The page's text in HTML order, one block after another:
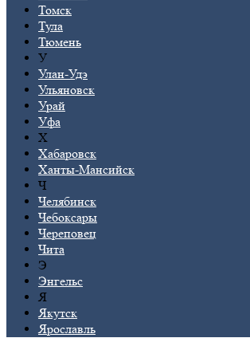
Томск
Тула
Тюмень
У
Улан-Удэ
Ульяновск
Урай
Уфа
Х
Хабаровск
Ханты-Мансийск
Ч
Челябинск
Чебоксары
Череповец
Чита
Э
Энгельс
Я
Якутск
Ярославль